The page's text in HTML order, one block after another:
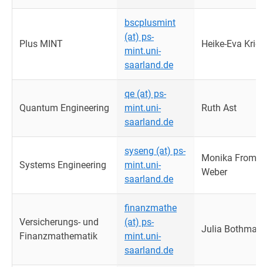
Plus MINT
bscplusmint
(at) ps-
mint.uni-
saarland.de
Heike-Eva
Quantum Engineering
qe (at) ps-
mint.uni-
saarland.de
Ruth Ast
Systems Engineering
syseng (at) ps-
mint.uni-
saarland.de
Monika
Weber
Versicherungs- und
Finanzmathematik
finanzmathe
(at) ps-
mint.uni-
saarland.de
Julia